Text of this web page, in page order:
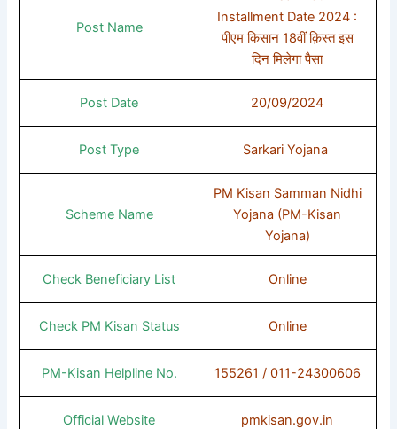
Post Name
Installment Date 2024 :
पीएम किसान 18वीं क़िस्त इस
दिन मिलेगा पैसा
Post Date 20/09/2024
Post Type Sarkari Yojana
Scheme Name
PM Kisan Samman Nidhi
Yojana (PM-Kisan
Yojana)
Check Beneficiary List Online
Check PM Kisan Status Online
PM-Kisan Helpline No. 155261 / 011-24300606
Official Website pmkisan.gov.in